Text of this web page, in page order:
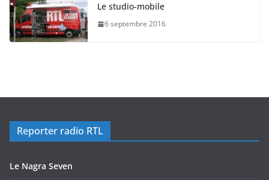
Le studio-mobile
6 septembre 2016
Reporter radio RTL
Le Nagra Seven